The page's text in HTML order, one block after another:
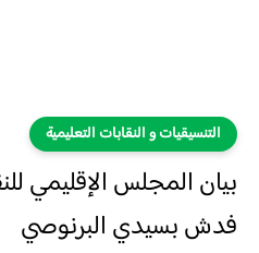
التنسيقيات و النقابات التعليمية
بيان المجلس الإقليمي
فدش بسيدي البرنوصي